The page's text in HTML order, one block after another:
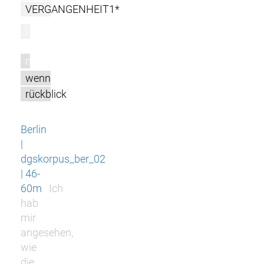
VERGANGENHEIT1*
m
wenn
rückblick
Berlin
|
dgskorpus_ber_02
| 46-
60m
Ich
hab
mir
angesehen,
wie